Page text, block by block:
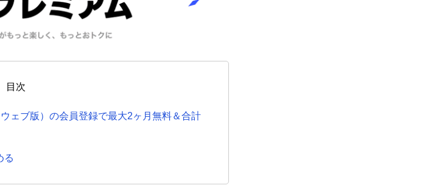
目次
ェブ版）の会員登録で最大2ヶ月無料＆合計
る